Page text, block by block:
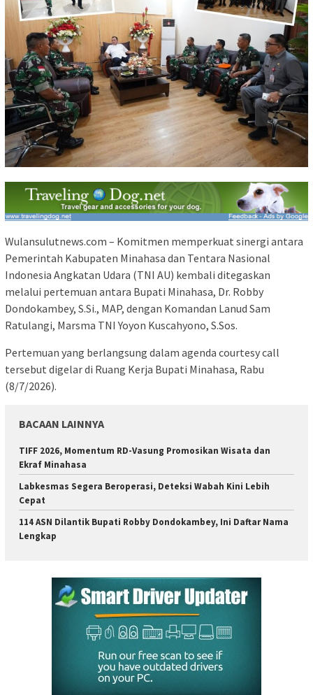
Wulansulutnews.com – Komitmen memperkuat sinergi antara
Pemerintah Kabupaten Minahasa dan Tentara Nasional
Indonesia Angkatan Udara (TNI AU) kembali ditegaskan
melalui pertemuan antara Bupati Minahasa, Dr. Robby
Dondokambey, S.Si., MAP, dengan Komandan Lanud Sam
Ratulangi, Marsma TNI Yoyon Kuscahyono, S.Sos.
Pertemuan yang berlangsung dalam agenda courtesy call
tersebut digelar di Ruang Kerja Bupati Minahasa, Rabu
(8/7/2026).
BACAAN LAINNYA
TIFF 2026, Momentum RD-Vasung Promosikan Wisata dan
Ekraf Minahasa
Labkesmas Segera Beroperasi, Deteksi Wabah Kini Lebih
Cepat
114 ASN Dilantik Bupati Robby Dondokambey, Ini Daftar Nama
Lengkap